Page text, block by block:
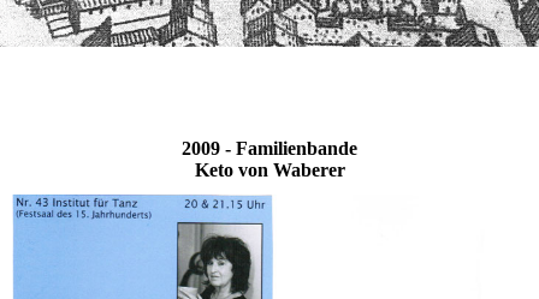
2009 - Familienbande
Keto von Waberer